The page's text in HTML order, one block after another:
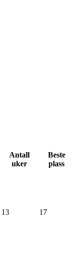
Antall
uker
Beste
plass
13 17